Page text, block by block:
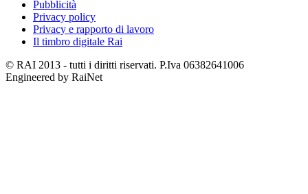
Pubblicità
Privacy policy
Privacy e rapporto di lavoro
Il timbro digitale Rai
© RAI 2013 - tutti i diritti riservati. P.Iva 06382641006
Engineered by RaiNet